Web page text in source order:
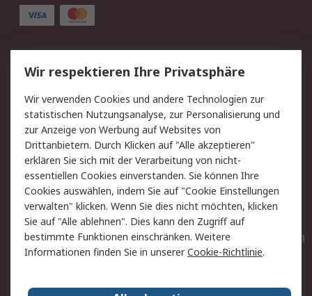
Service
Value Added Services
Lieferlösungen
Rücksendungen
Kontakt
Hilfe
Privatkunden
Rechtliches
AGB
Datenschutz
Cookie-Richtlinie
Zahlungsbedingungen
Copyright/Impressum
Entsorgung
Elektrogeräte/Batterien
Wir respektieren Ihre Privatsphäre
Wir verwenden Cookies und andere Technologien zur
statistischen Nutzungsanalyse, zur Personalisierung und
zur Anzeige von Werbung auf Websites von
Drittanbietern. Durch Klicken auf "Alle akzeptieren"
erklären Sie sich mit der Verarbeitung von nicht-
essentiellen Cookies einverstanden. Sie können Ihre
Cookies auswählen, indem Sie auf "Cookie Einstellungen
verwalten" klicken. Wenn Sie dies nicht möchten, klicken
Sie auf "Alle ablehnen". Dies kann den Zugriff auf
bestimmte Funktionen einschränken. Weitere
Informationen finden Sie in unsererCookie-Richtlinie.